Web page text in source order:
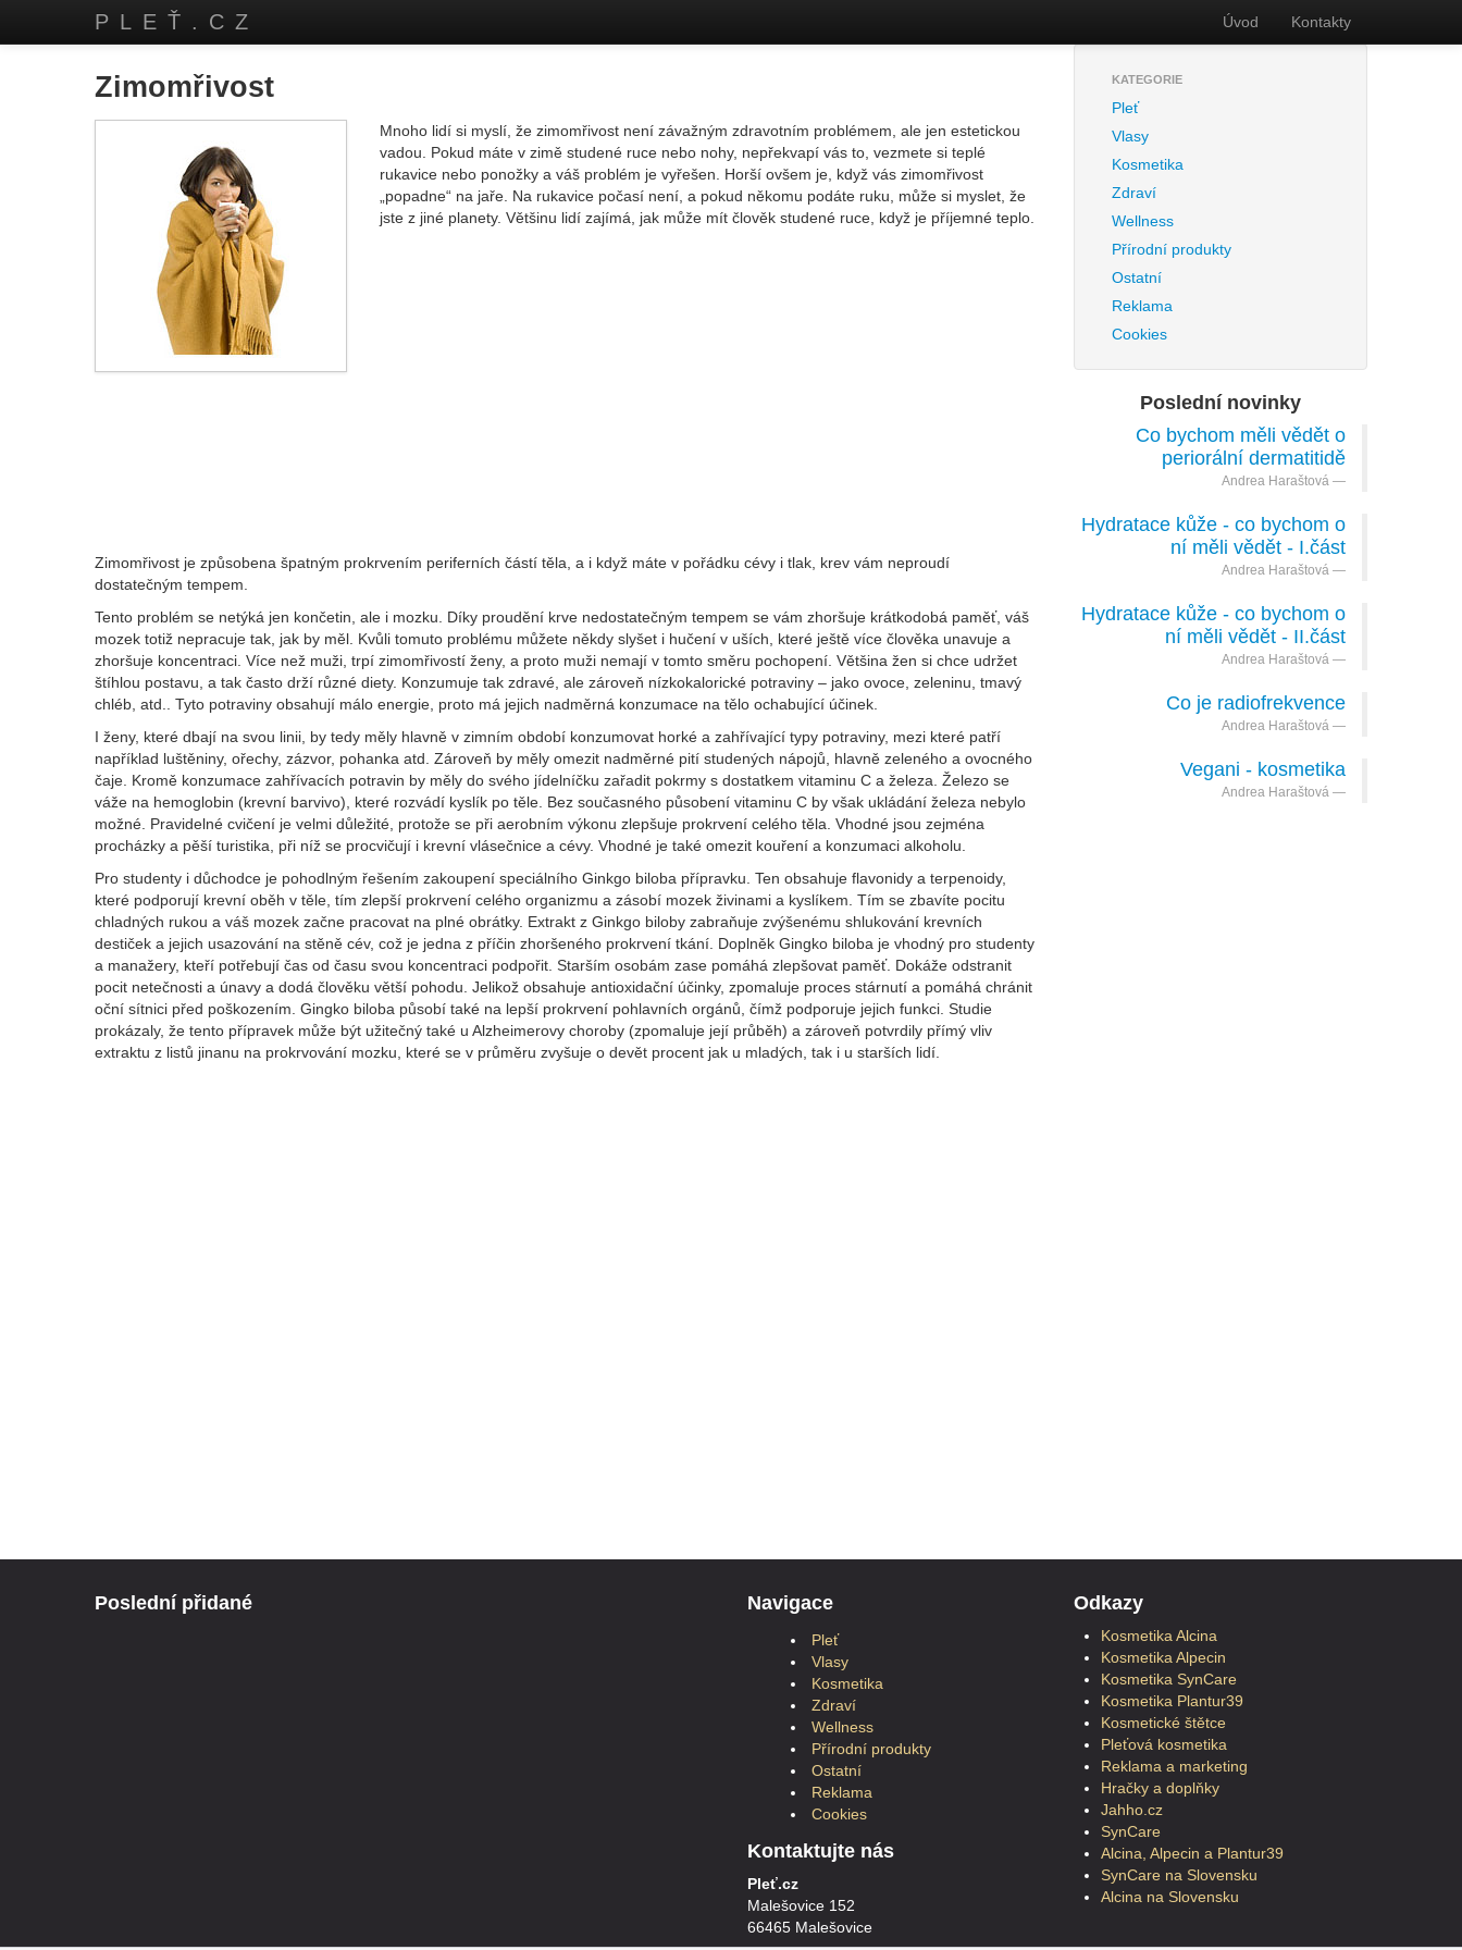
PLEŤ.CZ Úvod Kontakty
Zimomřivost
Mnoho lidí si myslí, že zimomřivost není závažným zdravotním problémem, ale jen estetickou
vadou. Pokud máte v zimě studené ruce nebo nohy, nepřekvapí vás to, vezmete si teplé
rukavice nebo ponožky a váš problém je vyřešen. Horší ovšem je, když vás zimomřivost
„popadne“ na jaře. Na rukavice počasí není, a pokud někomu podáte ruku, může si myslet, že
jste z jiné planety. Většinu lidí zajímá, jak může mít člověk studené ruce, když je příjemné teplo.
Zimomřivost je způsobena špatným prokrvením periferních částí těla, a i když máte v pořádku cévy i tlak, krev vám neproudí
dostatečným tempem.
Tento problém se netýká jen končetin, ale i mozku. Díky proudění krve nedostatečným tempem se vám zhoršuje krátkodobá paměť, váš
mozek totiž nepracuje tak, jak by měl. Kvůli tomuto problému můžete někdy slyšet i hučení v uších, které ještě více člověka unavuje a
zhoršuje koncentraci. Více než muži, trpí zimomřivostí ženy, a proto muži nemají v tomto směru pochopení. Většina žen si chce udržet
štíhlou postavu, a tak často drží různé diety. Konzumuje tak zdravé, ale zároveň nízkokalorické potraviny – jako ovoce, zeleninu, tmavý
chléb, atd.. Tyto potraviny obsahují málo energie, proto má jejich nadměrná konzumace na tělo ochabující účinek.
I ženy, které dbají na svou linii, by tedy měly hlavně v zimním období konzumovat horké a zahřívající typy potraviny, mezi které patří
například luštěniny, ořechy, zázvor, pohanka atd. Zároveň by měly omezit nadměrné pití studených nápojů, hlavně zeleného a ovocného
čaje. Kromě konzumace zahřívacích potravin by měly do svého jídelníčku zařadit pokrmy s dostatkem vitaminu C a železa. Železo se
váže na hemoglobin (krevní barvivo), které rozvádí kyslík po těle. Bez současného působení vitaminu C by však ukládání železa nebylo
možné. Pravidelné cvičení je velmi důležité, protože se při aerobním výkonu zlepšuje prokrvení celého těla. Vhodné jsou zejména
procházky a pěší turistika, při níž se procvičují i krevní vlásečnice a cévy. Vhodné je také omezit kouření a konzumaci alkoholu.
Pro studenty i důchodce je pohodlným řešením zakoupení speciálního Ginkgo biloba přípravku. Ten obsahuje flavonidy a terpenoidy,
které podporují krevní oběh v těle, tím zlepší prokrvení celého organizmu a zásobí mozek živinami a kyslíkem. Tím se zbavíte pocitu
chladných rukou a váš mozek začne pracovat na plné obrátky. Extrakt z Ginkgo biloby zabraňuje zvýšenému shlukování krevních
destiček a jejich usazování na stěně cév, což je jedna z příčin zhoršeného prokrvení tkání. Doplněk Gingko biloba je vhodný pro studenty
a manažery, kteří potřebují čas od času svou koncentraci podpořit. Starším osobám zase pomáhá zlepšovat paměť. Dokáže odstranit
pocit netečnosti a únavy a dodá člověku větší pohodu. Jelikož obsahuje antioxidační účinky, zpomaluje proces stárnutí a pomáhá chránit
oční sítnici před poškozením. Gingko biloba působí také na lepší prokrvení pohlavních orgánů, čímž podporuje jejich funkci. Studie
prokázaly, že tento přípravek může být užitečný také u Alzheimerovy choroby (zpomaluje její průběh) a zároveň potvrdily přímý vliv
extraktu z listů jinanu na prokrvování mozku, které se v průměru zvyšuje o devět procent jak u mladých, tak i u starších lidí.
KATEGORIE
Pleť
Vlasy
Kosmetika
Zdraví
Wellness
Přírodní produkty
Ostatní
Reklama
Cookies
Poslední novinky
Co bychom měli vědět o
periorální dermatitidě
Andrea Haraštová
Hydratace kůže - co bychom o
ní měli vědět - I.část
Andrea Haraštová
Hydratace kůže - co bychom o
ní měli vědět - II.část
Andrea Haraštová
Co je radiofrekvence
Andrea Haraštová
Vegani - kosmetika
Andrea Haraštová
Poslední přidané Navigace
Pleť
Vlasy
Kosmetika
Zdraví
Wellness
Přírodní produkty
Ostatní
Reklama
Cookies
Kontaktujte nás
Pleť.cz
Malešovice 152
66465 Malešovice
Odkazy
Kosmetika Alcina
Kosmetika Alpecin
Kosmetika SynCare
Kosmetika Plantur39
Kosmetické štětce
Pleťová kosmetika
Reklama a marketing
Hračky a doplňky
Jahho.cz
SynCare
Alcina, Alpecin a Plantur39
SynCare na Slovensku
Alcina na Slovensku